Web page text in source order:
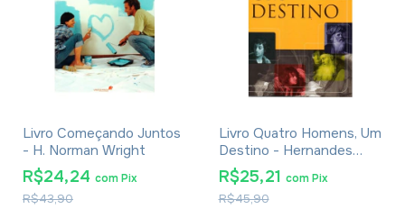
Livro Começando Juntos
- H. Norman Wright
R$43,90
R$24,24 comPix
Livro Quatro Homens, Um
Destino - Hernandes
Dias Lopes
R$45,90
R$25,21 com Pix